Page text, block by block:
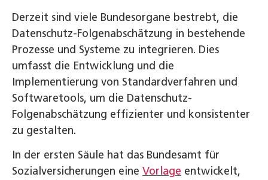
Derzeit sind viele Bundesorgane bestrebt, die
Datenschutz-Folgenabschätzung in bestehende
Prozesse und Systeme zu integrieren. Dies
umfasst die Entwicklung und die
Implementierung von Standardverfahren und
Softwaretools, um die Datenschutz-
Folgenabschätzung effizienter und konsistenter
zu gestalten.
In der ersten Säule hat das Bundesamt für
Sozialversicherungen eine Vorlage entwickelt,